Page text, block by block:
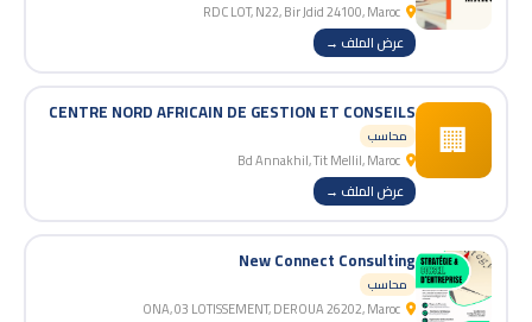
عرض الملف →
🏢
CENTRE NORD AFRICAIN DE GESTION ET CONSEILS
محاسب
عرض الملف →
New Connect Consulting
محاسب